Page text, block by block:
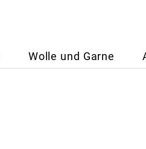
Wolle und Garne